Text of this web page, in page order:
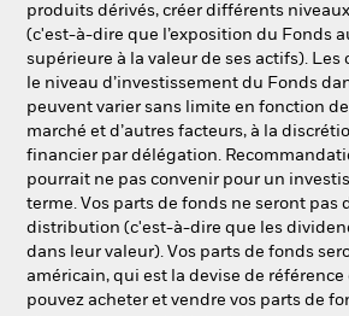
produits dérivés, créer différents
(c'est-à-dire que l’exposition du Fonds
supérieure à la valeur de ses actifs). Les
le niveau d’investissement du Fonds
peuvent varier sans limite en fonction
marché et d’autres facteurs, à la
financier par délégation.
pourrait ne pas convenir pour un
terme. Vos parts de fonds ne seront pas
distribution (c'est-à-dire que les
dans leur valeur). Vos parts de fonds
américain, qui est la devise de référence
pouvez acheter et vendre vos parts de